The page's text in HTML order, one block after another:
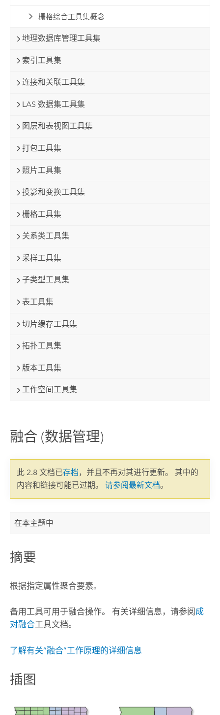
栅格综合工具集概念
地理数据库管理工具集
索引工具集
连接和关联工具集
LAS 数据集工具集
图层和表视图工具集
打包工具集
照片工具集
投影和变换工具集
栅格工具集
关系类工具集
采样工具集
子类型工具集
表工具集
切片缓存工具集
拓扑工具集
版本工具集
工作空间工具集
融合 (数据管理)
此 2.8 文档已存档，并且不再对其进行更新。 其中的
内容和链接可能已过期。 请参阅最新文档。
在本主题中
摘要
根据指定属性聚合要素。
备用工具可用于融合操作。 有关详细信息，请参阅 成
对融合工具文档。
了解有关“融合”工作原理的详细信息
插图